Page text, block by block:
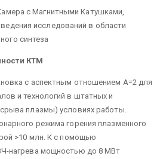
с Магнитными Катушками,
исследований в области
синтеза
КТМ
с аспектным отношением А=2 для
и технологий в штатных и
плазмы) условиях работы.
режима горения плазменного
>10 млн. К с помощью
нагрева мощностью до 8 МВт